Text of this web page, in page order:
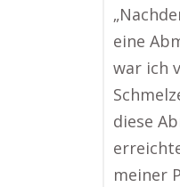
eine
war ich
diese
meiner